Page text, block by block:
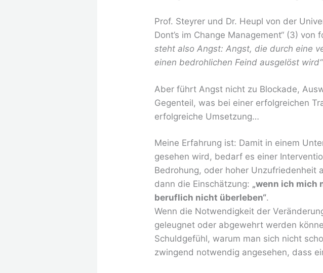
Prof. Steyrer und Dr. Heupl von der
Dont’s im Change Management“ (3)
steht also Angst: Angst, die durch eine
einen bedrohlichen Feind ausgelöst wird“
Aber führt Angst nicht zu Blockade,
Gegenteil, was bei einer erfolgreichen
erfolgreiche Umsetzung…
Meine Erfahrung ist: Damit in einem
gesehen wird, bedarf es einer
Bedrohung, oder hoher Unzufriedenheit
dann die Einschätzung: „wenn ich mich
beruflich nicht überleben“.
Wenn die Notwendigkeit der
geleugnet oder abgewehrt werden
Schuldgefühl, warum man sich nicht
zwingend notwendig angesehen, dass